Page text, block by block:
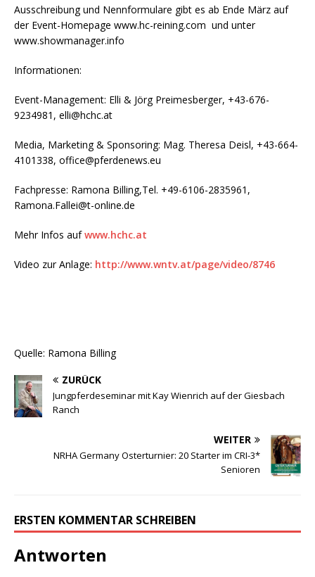
Ausschreibung und Nennformulare gibt es ab Ende März auf
der Event-Homepage www.hc-reining.com und unter
www.showmanager.info
Informationen:
Event-Management: Elli & Jörg Preimesberger, +43-676-
9234981, elli@hchc.at
Media, Marketing & Sponsoring: Mag. Theresa Deisl, +43-664-
4101338, office@pferdenews.eu
Fachpresse: Ramona Billing,Tel. +49-6106-2835961,
Ramona.Fallei@t-online.de
Mehr Infos aufwww.hchc.at
Video zur Anlage: http://www.wntv.at/page/video/8746
Quelle: Ramona Billing
ZURÜCK
Jungpferdeseminar mit Kay Wienrich auf der Giesbach
Ranch
WEITER
NRHA Germany Osterturnier: 20 Starter im CRI-3*
Senioren
ERSTEN KOMMENTAR SCHREIBEN
Antworten